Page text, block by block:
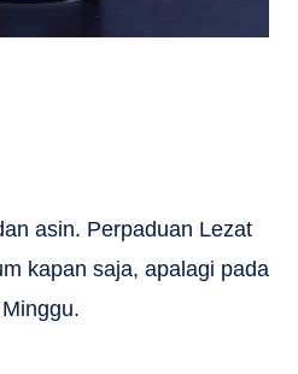
asin. Perpaduan Lezat
kapan saja, apalagi pada